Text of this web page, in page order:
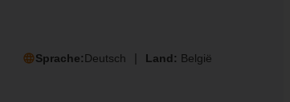
Sprache:Deutsch Land: België